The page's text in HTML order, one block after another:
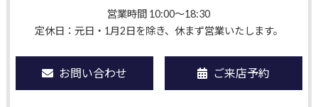
営業時間 10:00〜18:30
定休日：元日・1月2日を除き、休まず営業いたします。
お問い合わせ ご来店予約